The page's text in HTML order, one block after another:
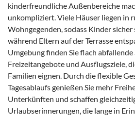
kinderfreundliche Außenbereiche
unkompliziert. Viele Häuser liegen in
Wohngegenden, sodass Kinder sicher
während Eltern auf der Terrasse
Umgebung finden Sie flach abfallende
Freizeitangebote und Ausflugsziele,
Familien eignen. Durch die flexible
Tagesablaufs genießen Sie mehr
Unterkünften und schaffen
Urlaubserinnerungen, die lange in